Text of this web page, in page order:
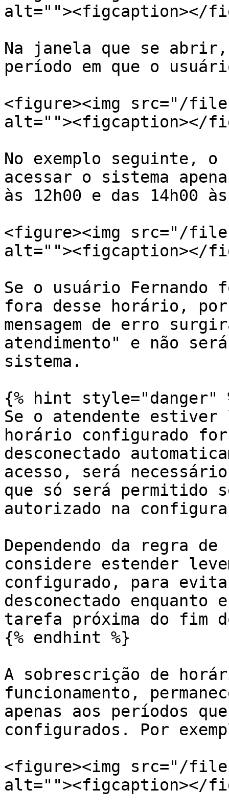
alt=""><figcaption></
Na janela que se
período em que o
<figure><img src="/files/
alt=""><figcaption></
No exemplo seguinte, o
acessar o sistema
às 12h00 e das 14h00
<figure><img src="/
alt=""><figcaption></
Se o usuário
fora desse horário, por
mensagem de erro
atendimento" e não
sistema.
{% hint style="danger"
Se o atendente estiver
horário configurado
desconectado
acesso, será
que só será permitido
autorizado na
Dependendo da regra
considere estender
configurado, para
desconectado enquanto
tarefa próxima do fim
{% endhint %}
A sobrescrição de
funcionamento,
apenas aos períodos
configurados. Por
<figure><img src="/
alt=""><figcaption></